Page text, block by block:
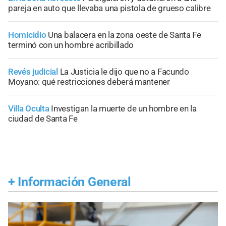
pareja en auto que llevaba una pistola de grueso calibre
Homicidio Una balacera en la zona oeste de Santa Fe
terminó con un hombre acribillado
Revés judicial La Justicia le dijo que no a Facundo
Moyano: qué restricciones deberá mantener
Villa Oculta Investigan la muerte de un hombre en la
ciudad de Santa Fe
+ Información General